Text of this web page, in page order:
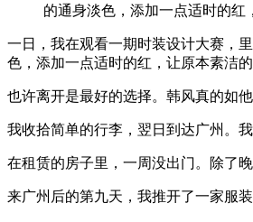
的通身淡色，添加一点适时的
一日，我在观看一期时装设计大赛，
色，添加一点适时的红，让原本素洁
也许离开是最好的选择。韩风真的如
我收拾简单的行李，翌日到达广州。
在租赁的房子里，一周没出门。除了
来广州后的第九天，我推开了一家服